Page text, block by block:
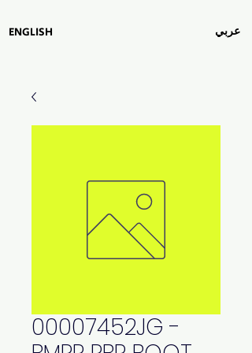
عربي ENGLISH
00007452JG -